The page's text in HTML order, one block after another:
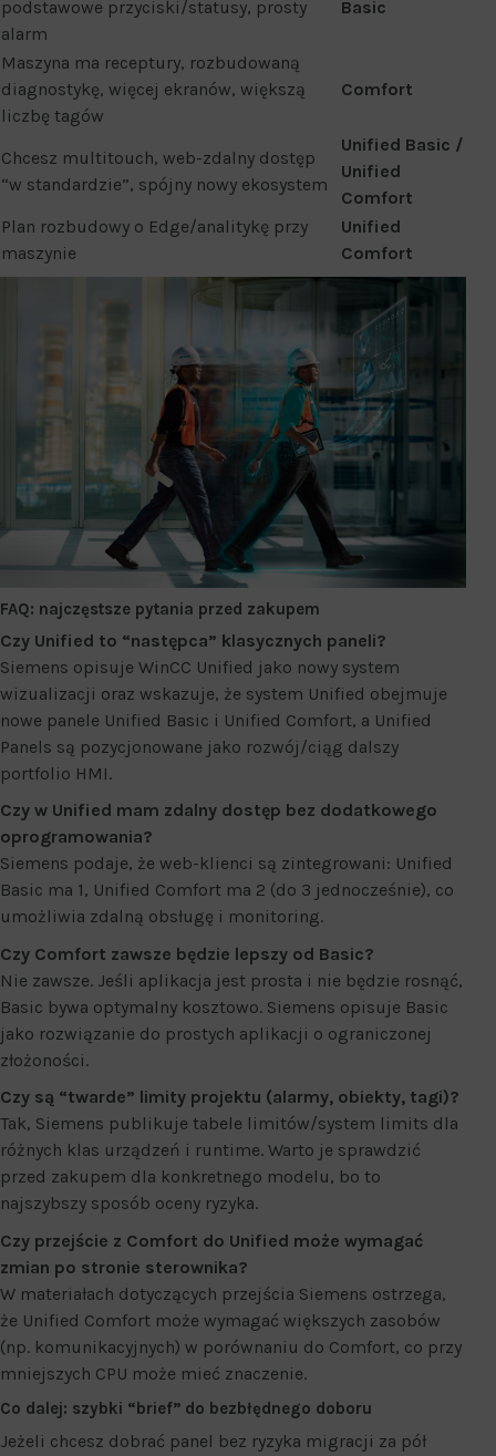
podstawowe przyciski/statusy, prosty
alarm
Basic
Maszyna ma receptury, rozbudowaną
diagnostykę, więcej ekranów, większą
liczbę tagów
Comfort
Chcesz multitouch, web-zdalny dostęp
“w standardzie”, spójny nowy ekosystem
Unified Basic /
Unified
Comfort
Plan rozbudowy o Edge/analitykę przy
maszynie
Unified
Comfort
FAQ: najczęstsze pytania przed zakupem
Czy Unified to “następca” klasycznych paneli?
Siemens opisuje WinCC Unified jako nowy system
wizualizacji oraz wskazuje, że system Unified obejmuje
nowe panele Unified Basic i Unified Comfort, a Unified
Panels są pozycjonowane jako rozwój/ciąg dalszy
portfolio HMI.
Czy w Unified mam zdalny dostęp bez dodatkowego
oprogramowania?
Siemens podaje, że web-klienci są zintegrowani: Unified
Basic ma 1, Unified Comfort ma 2 (do 3 jednocześnie), co
umożliwia zdalną obsługę i monitoring.
Czy Comfort zawsze będzie lepszy od Basic?
Nie zawsze. Jeśli aplikacja jest prosta i nie będzie rosnąć,
Basic bywa optymalny kosztowo. Siemens opisuje Basic
jako rozwiązanie do prostych aplikacji o ograniczonej
złożoności.
Czy są “twarde” limity projektu (alarmy, obiekty, tagi)?
Tak, Siemens publikuje tabele limitów/system limits dla
różnych klas urządzeń i runtime. Warto je sprawdzić
przed zakupem dla konkretnego modelu, bo to
najszybszy sposób oceny ryzyka.
Czy przejście z Comfort do Unified może wymagać
zmian po stronie sterownika?
W materiałach dotyczących przejścia Siemens ostrzega,
że Unified Comfort może wymagać większych zasobów
(np. komunikacyjnych) w porównaniu do Comfort, co przy
mniejszych CPU może mieć znaczenie.
Co dalej: szybki “brief” do bezbłędnego doboru
Jeżeli chcesz dobrać panel bez ryzyka migracji za pół